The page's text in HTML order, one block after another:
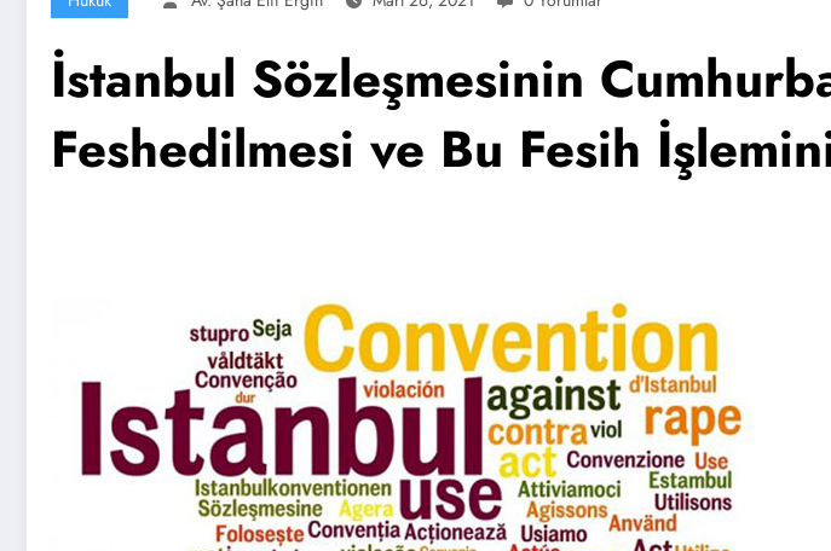
İstanbul Sözleşmesinin
Feshedilmesi ve Bu Fesih